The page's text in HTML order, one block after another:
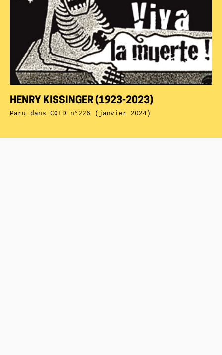
HENRY KISSINGER (1923-2023)
Paru dansCQFD n°226 (janvier 2024)